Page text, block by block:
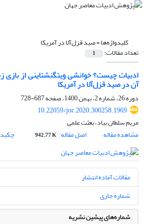
کلیدواژه‌ها =صید قزل‌آلا در آمریکا
تعداد مقالات: 1
ادبیات چیست؟ خوانشی ویتگنشتاینی از بازی
آن در صید قزل‌آلا در آمریکا
دوره 26، شماره 2، بهمن 1400، صفحه
687-728
10.22059/jor.2020.300258.1969
مریم سلطان بیاد، بعثت علمی
مشاهده مقاله
اصل مقاله 942.77 K
مقالات آماده انتشار
شماره جاری
شماره‌های پیشین نشریه